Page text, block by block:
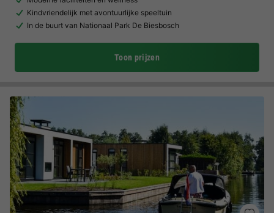
Kindvriendelijk met avontuurlijke speeltuin
In de buurt van Nationaal Park De Biesbosch
Toon prijzen